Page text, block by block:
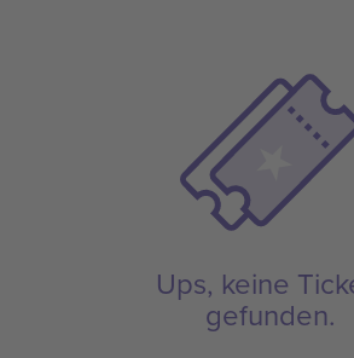
Ups, keine
gefunden.